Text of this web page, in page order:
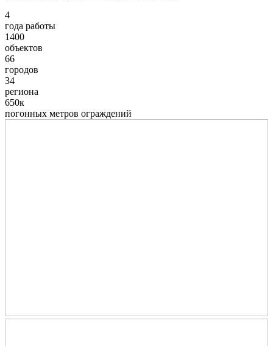
4
года работы
1400
объектов
66
городов
34
региона
650к
погонных метров ограждений